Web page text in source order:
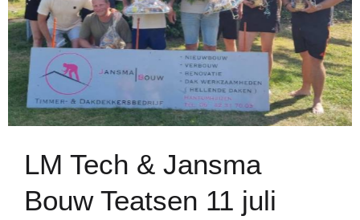
LM Tech & Jansma
Bouw Teatsen 11 juli